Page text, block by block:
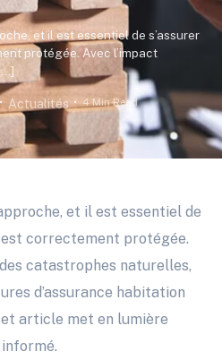
et il est essentiel de s’assurer
protégée. Avec l’impact
Actualités 4 Min Read
et il est essentiel de
est correctement protégée.
catastrophes naturelles,
d’assurance habitation
article met en lumière
informé.